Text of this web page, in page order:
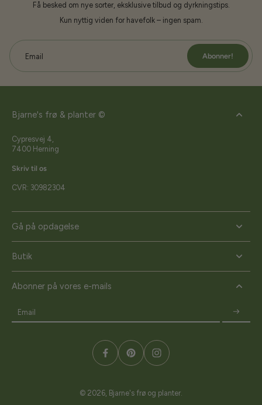
Få besked om nye sorter, eksklusive tilbud og dyrkningstips.
Kun nyttig viden for havefolk – ingen spam.
Email Abonner!
Bjarne's frø & planter ©
Cypresvej 4,
7400 Herning
Skriv til os
CVR: 30982304
Gå på opdagelse
Butik
Abonner på vores e-mails
Email
© 2026, Bjarne's frø og planter.